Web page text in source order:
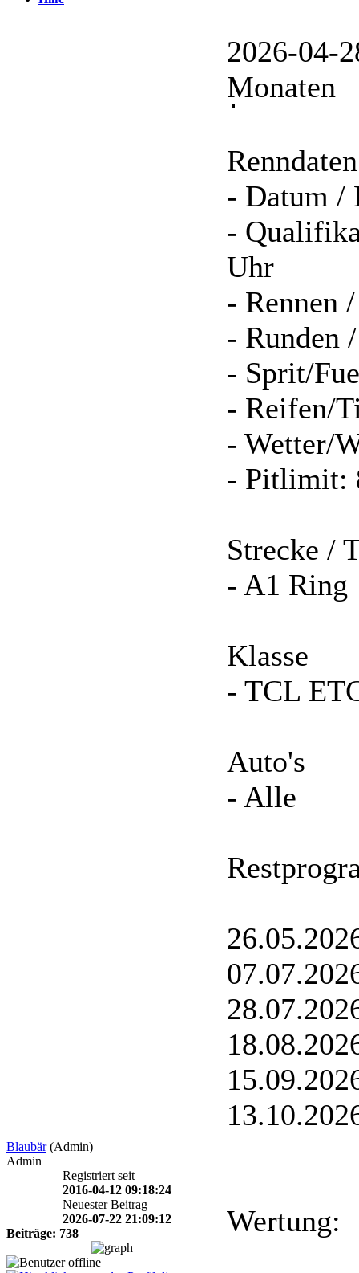
Blaubär (Admin)
Admin
Registriert seit
2016-04-12 09:18:24
Neuester Beitrag
2026-07-22 21:09:12
Beiträge: 738
2026-04-
Monaten
- Datum /
-
Uhr
- Rennen
- Runden
- Sprit/
- Reifen/
- Wetter/
- Pitlimit:
Strecke /
- A1 Ring
Klasse
- TCL
Auto's
- Alle
Wertung: